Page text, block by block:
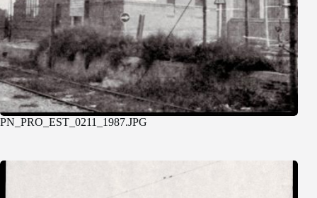
PN_PRO_EST_0211_1987.JPG